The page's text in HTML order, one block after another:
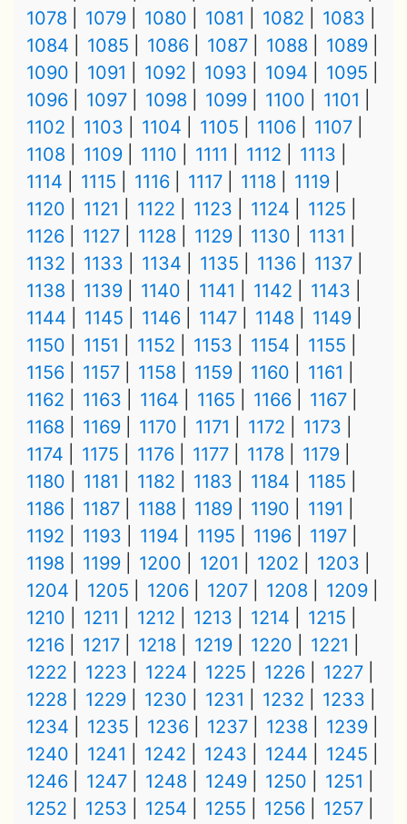
1078
1079 1080 1081 1082
1083
1084
1085 1086 1087 1088
1089
1090
1091 1092 1093 1094
1095
1096
1097 1098 1099 1100
1101
1102
1103 1104 1105 1106
1107
1108
1109 1110 1111 1112
1113
1114
1115 1116 1117 1118
1119
1120
1121 1122 1123 1124
1125
1126
1127 1128 1129 1130
1131
1132
1133 1134 1135 1136
1137
1138
1139 1140 1141 1142
1143
1144
1145 1146 1147 1148
1149
1150
1151 1152 1153 1154
1155
1156
1157 1158 1159 1160
1161
1162
1163 1164 1165 1166
1167
1168
1169 1170 1171 1172
1173
1174
1175 1176 1177 1178
1179
1180
1181 1182 1183 1184
1185
1186
1187 1188 1189 1190
1191
1192
1193 1194 1195 1196
1197
1198
1199 1200 1201 1202
1203
1204
1205 1206 1207 1208
1209
1210
1211 1212 1213 1214
1215
1216
1217 1218 1219 1220
1221
1222
1223 1224 1225 1226
1227
1228
1229 1230 1231 1232
1233
1234
1235 1236 1237 1238
1239
1240
1241 1242 1243 1244
1245
1246
1247 1248 1249 1250
1251
1252
1253 1254 1255 1256
1257